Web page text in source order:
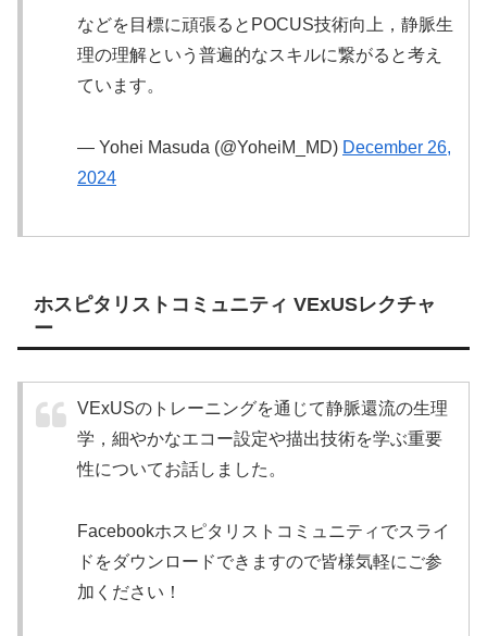
などを目標に頑張るとPOCUS技術向上，静脈生
理の理解という普遍的なスキルに繋がると考え
ています。
— Yohei Masuda (@YoheiM_MD) December 26,
2024
ホスピタリストコミュニティ VExUSレクチャ
ー
VExUSのトレーニングを通じて静脈還流の生理
学，細やかなエコー設定や描出技術を学ぶ重要
性についてお話しました。
Facebookホスピタリストコミュニティでスライ
ドをダウンロードできますので皆様気軽にご参
加ください！